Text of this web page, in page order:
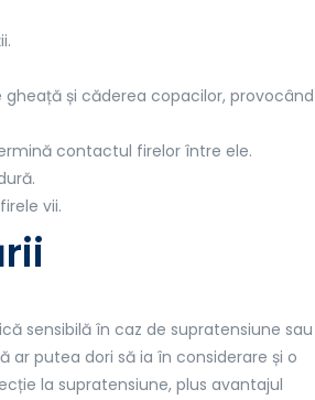
și căderea copacilor, provocând
contactul firelor între ele.
vii.
sensibilă în caz de supratensiune sau
putea dori să ia în considerare și o
la supratensiune, plus avantajul